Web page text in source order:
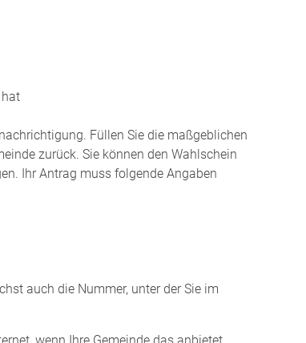
Füllen Sie die maßgeblichen
zurück. Sie können den Wahlschein
Ihr Antrag muss folgende Angaben
auch die Nummer, unter der Sie im